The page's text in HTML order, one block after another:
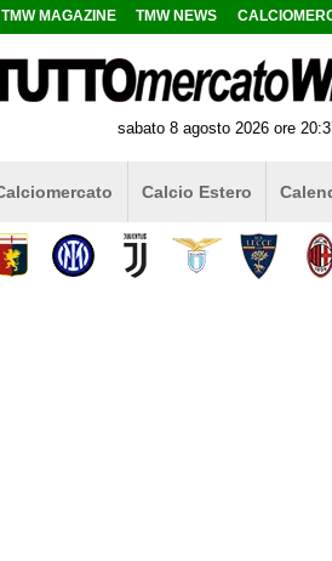
TMW MAGAZINE TMW NEWS
sabato 8 agosto 2026 ore
Calcio Estero